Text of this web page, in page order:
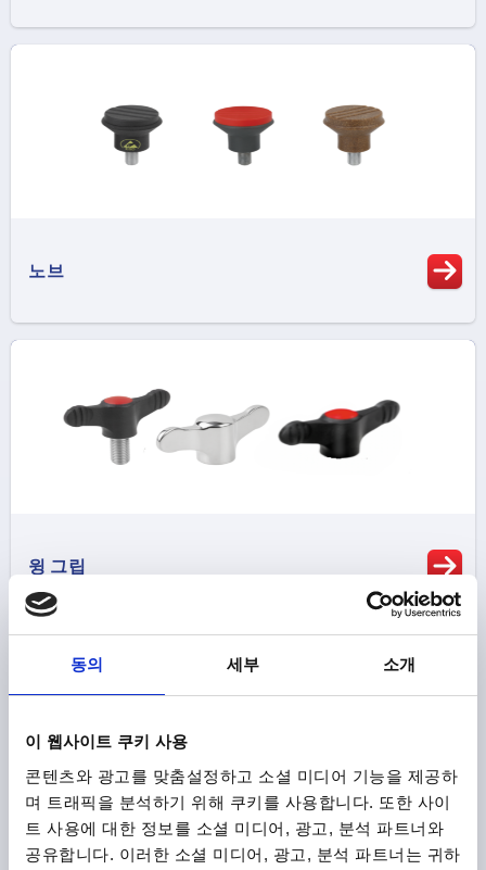
동의 세부 소개
이 웹사이트 쿠키 사용
콘텐츠와 광고를 맞춤설정하고 소셜 미디어 기능을 제공하
며 트래픽을 분석하기 위해 쿠키를 사용합니다. 또한 사이
트 사용에 대한 정보를 소셜 미디어, 광고, 분석 파트너와
공유합니다. 이러한 소셜 미디어, 광고, 분석 파트너는 귀하
노브
윙 그립
잠금 핀